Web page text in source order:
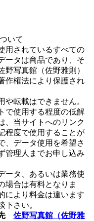
いて
用されているすべての
ータは商品であり、そ
野写真館（佐野雅則）
作権法により保護され
や転載はできません。
で使用する程度の低解
、当サイトへのリンク
程度で使用することが
、データ使用を希望さ
管理人までお申し込み
ータ、あるいは業務使
場合は有料となりま
により料金は違います
下さい。
佐野写真館（佐野雅